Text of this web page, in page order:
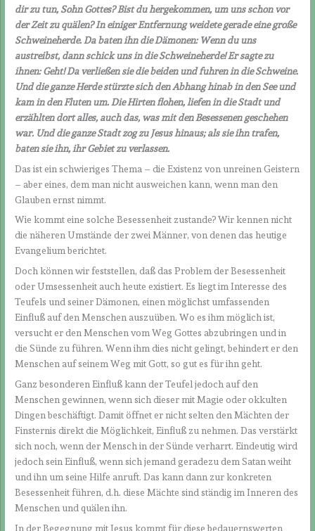
dir zu tun, Sohn Gottes? Bist du hergekommen, um uns schon vor
der Zeit zu quälen? In einiger Entfernung weidete gerade eine große
Schweineherde. Da baten ihn die Dämonen: Wenn du uns
austreibst, dann schick uns in die Schweineherde! Er sagte zu
ihnen: Geht! Da verließen sie die beiden und fuhren in die Schweine.
Und die ganze Herde stürzte sich den Abhang hinab in den See und
kam in den Fluten um. Die Hirten flohen, liefen in die Stadt und
erzählten dort alles, auch das, was mit den Besessenen geschehen
war. Und die ganze Stadt zog zu Jesus hinaus; als sie ihn trafen,
baten sie ihn, ihr Gebiet zu verlassen.
Das ist ein schwieriges Thema – die Existenz von unreinen Geistern
– aber eines, dem man nicht ausweichen kann, wenn man den
Glauben ernst nimmt.
Wie kommt eine solche Besessenheit zustande? Wir kennen nicht
die näheren Umstände der zwei Männer, von denen das heutige
Evangelium berichtet.
Doch können wir feststellen, daß das Problem der Besessenheit
oder Umsessenheit auch heute existiert. Es liegt im Interesse des
Teufels und seiner Dämonen, einen möglichst umfassenden
Einfluß auf den Menschen auszuüben. Wo es ihm möglich ist,
versucht er den Menschen vom Weg Gottes abzubringen und in
die Sünde zu führen. Wenn ihm dies nicht gelingt, behindert er den
Menschen auf seinem Weg mit Gott, so gut es für ihn geht.
Ganz besonderen Einfluß kann der Teufel jedoch auf den
Menschen gewinnen, wenn sich dieser mit Magie oder okkulten
Dingen beschäftigt. Damit öffnet er nicht selten den Mächten der
Finsternis direkt die Möglichkeit, Einfluß zu nehmen. Das verstärkt
sich noch, wenn der Mensch in der Sünde verharrt. Eindeutig wird
jedoch sein Einfluß, wenn sich jemand geradezu dem Satan weiht
und ihn um seine Hilfe anruft. Das kann dann zur konkreten
Besessenheit führen, d.h. diese Mächte sind ständig im Inneren des
Menschen und quälen ihn.
In der Begegnung mit Jesus kommt für diese bedauernswerten